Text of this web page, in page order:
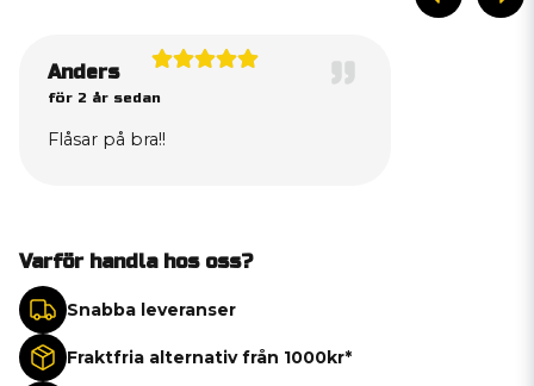
Anders
för 2 år sedan
Flåsar på bra!!
Varför handla hos oss?
Snabba leveranser
Fraktfria alternativ från 1000kr*